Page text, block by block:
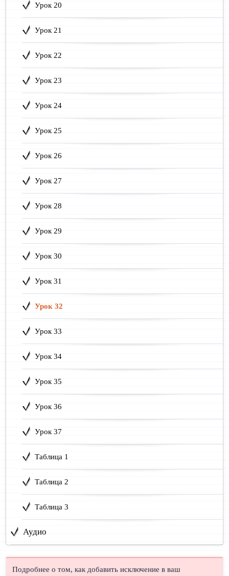
Урок 20
Урок 21
Урок 22
Урок 23
Урок 24
Урок 25
Урок 26
Урок 27
Урок 28
Урок 29
Урок 30
Урок 31
Урок 32
Урок 33
Урок 34
Урок 35
Урок 36
Урок 37
Таблица 1
Таблица 2
Таблица 3
Аудио
Подробнее о том, как добавить исключение в ваш